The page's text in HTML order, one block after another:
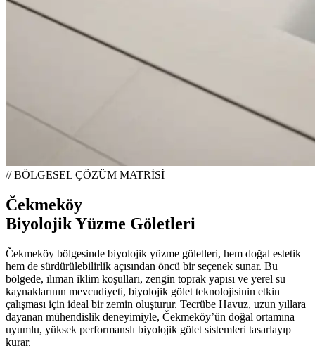
// BÖLGESEL ÇÖZÜM MATRİSİ
Čekmeköy
Biyolojik Yüzme Göletleri
Čekmeköy bölgesinde biyolojik yüzme göletleri, hem doğal estetik
hem de sürdürülebilirlik açısından öncü bir seçenek sunar. Bu
bölgede, ılıman iklim koşulları, zengin toprak yapısı ve yerel su
kaynaklarının mevcudiyeti, biyolojik gölet teknolojisinin etkin
çalışması için ideal bir zemin oluşturur. Tecrübe Havuz, uzun yıllara
dayanan mühendislik deneyimiyle, Čekmeköy’ün doğal ortamına
uyumlu, yüksek performanslı biyolojik gölet sistemleri tasarlayıp
kurar.